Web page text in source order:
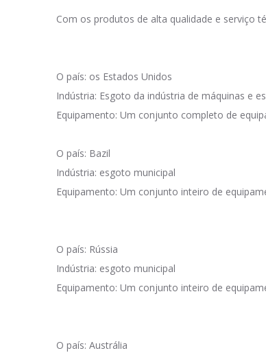
Com os produtos de alta qualidade e serviço
O país: os Estados Unidos
Indústria: Esgoto da indústria de máquinas e
Equipamento: Um conjunto completo de
O país: Bazil
Indústria: esgoto municipal
Equipamento: Um conjunto inteiro de
O país: Rússia
Indústria: esgoto municipal
Equipamento: Um conjunto inteiro de
O país: Austrália